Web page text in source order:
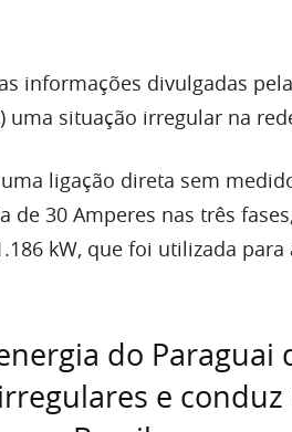
informações divulgadas
uma situação irregular na
ligação direta sem
de 30 Amperes nas três
kW, que foi utilizada
do
e